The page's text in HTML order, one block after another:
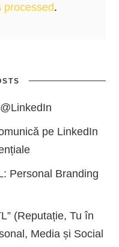
processed.
pe LinkedIn
Personal Branding
(Reputație, Tu în
Media și Social